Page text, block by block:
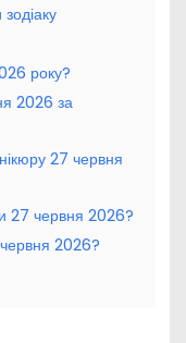
року?
2026 за
27 червня
27 червня 2026?
2026?